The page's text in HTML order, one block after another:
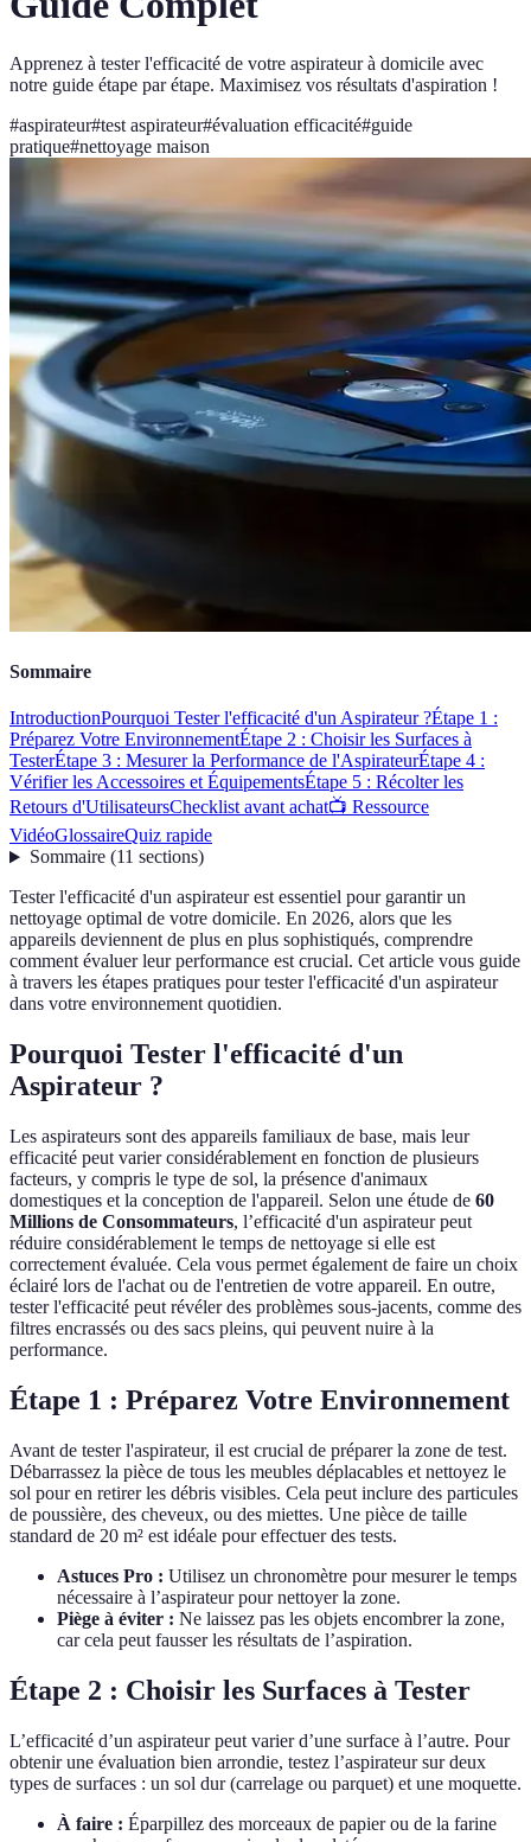
Apprenez à tester l'efficacité de votre aspirateur à domicile avec
notre guide étape par étape. Maximisez vos résultats d'aspiration !
#aspirateur#test aspirateur#évaluation efficacité#guide
pratique#nettoyage maison
Sommaire
IntroductionPourquoi Tester l'efficacité d'un Aspirateur ?Étape 1 :
Préparez Votre EnvironnementÉtape 2 : Choisir les Surfaces à
TesterÉtape 3 : Mesurer la Performance de l'AspirateurÉtape 4 :
Vérifier les Accessoires et ÉquipementsÉtape 5 : Récolter les
Retours d'UtilisateursChecklist avant achat📺 Ressource
VidéoGlossaireQuiz rapide
Sommaire(11 sections)
Tester l'efficacité d'un aspirateur est essentiel pour garantir un
nettoyage optimal de votre domicile. En 2026, alors que les
appareils deviennent de plus en plus sophistiqués, comprendre
comment évaluer leur performance est crucial. Cet article vous guide
à travers les étapes pratiques pour tester l'efficacité d'un aspirateur
dans votre environnement quotidien.
Pourquoi Tester l'efficacité d'un
Aspirateur ?
Les aspirateurs sont des appareils familiaux de base, mais leur
efficacité peut varier considérablement en fonction de plusieurs
facteurs, y compris le type de sol, la présence d'animaux
domestiques et la conception de l'appareil. Selon une étude de 60
Millions de Consommateurs, l’efficacité d'un aspirateur peut
réduire considérablement le temps de nettoyage si elle est
correctement évaluée. Cela vous permet également de faire un choix
éclairé lors de l'achat ou de l'entretien de votre appareil. En outre,
tester l'efficacité peut révéler des problèmes sous-jacents, comme des
filtres encrassés ou des sacs pleins, qui peuvent nuire à la
performance.
Étape 1 : Préparez Votre Environnement
Avant de tester l'aspirateur, il est crucial de préparer la zone de test.
Débarrassez la pièce de tous les meubles déplacables et nettoyez le
sol pour en retirer les débris visibles. Cela peut inclure des particules
de poussière, des cheveux, ou des miettes. Une pièce de taille
standard de 20 m² est idéale pour effectuer des tests.
Astuces Pro : Utilisez un chronomètre pour mesurer le temps
nécessaire à l’aspirateur pour nettoyer la zone.
Piège à éviter : Ne laissez pas les objets encombrer la zone,
car cela peut fausser les résultats de l’aspiration.
Étape 2 : Choisir les Surfaces à Tester
L’efficacité d’un aspirateur peut varier d’une surface à l’autre. Pour
obtenir une évaluation bien arrondie, testez l’aspirateur sur deux
types de surfaces : un sol dur (carrelage ou parquet) et une moquette.
À faire : Éparpillez des morceaux de papier ou de la farine